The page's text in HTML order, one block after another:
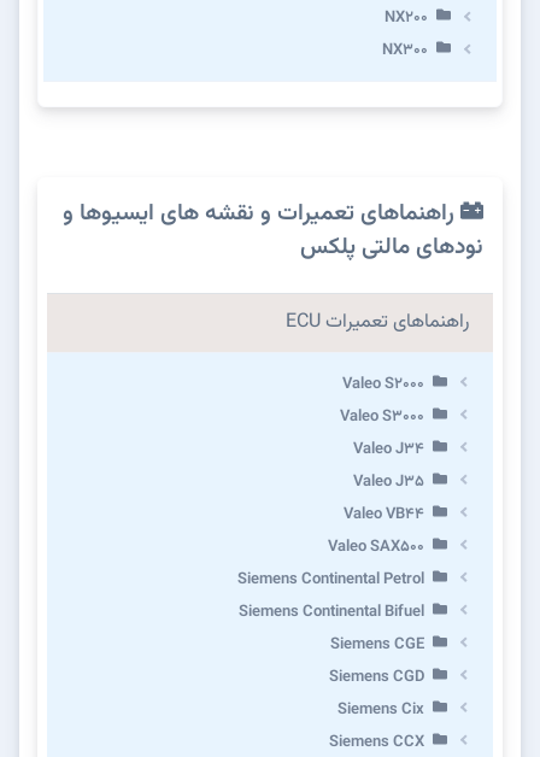
NX200
NX300
راهنماهای تعمیرات و نقشه های ایسیوها و
نودهای مالتی پلکس
راهنماهای تعمیرات ECU
Valeo S2000
Valeo S3000
Valeo J34
Valeo J35
Valeo VB44
Valeo SAX500
Siemens Continental Petrol
Siemens Continental Bifuel
Siemens CGE
Siemens CGD
Siemens Cix
Siemens CCX